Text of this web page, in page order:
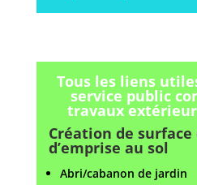
Tous les liens
service public
travaux
Création de
d’emprise au sol
Abri/cabanon de jardin